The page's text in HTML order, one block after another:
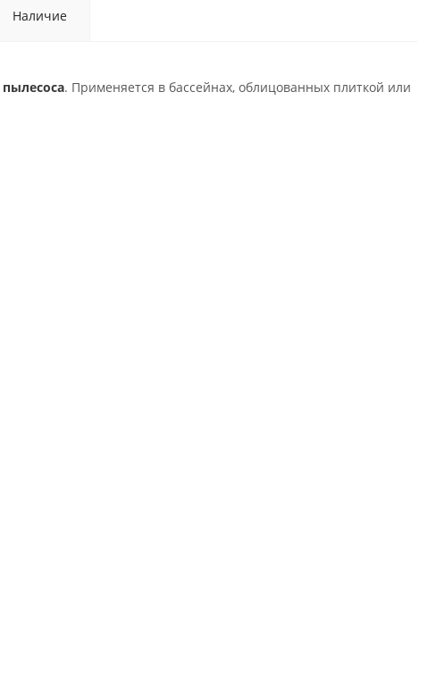
Наличие
пылесоса. Применяется в бассейнах, облицованных плиткой или